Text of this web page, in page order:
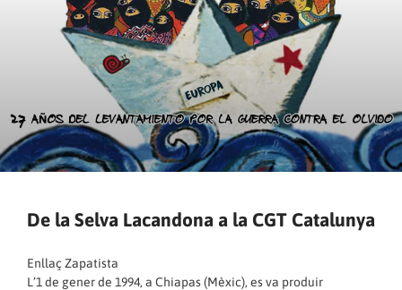
De la Selva Lacandona a la CGT Catalunya
Enllaç Zapatista
L’1 de gener de 1994, a Chiapas (Mèxic), es va produir